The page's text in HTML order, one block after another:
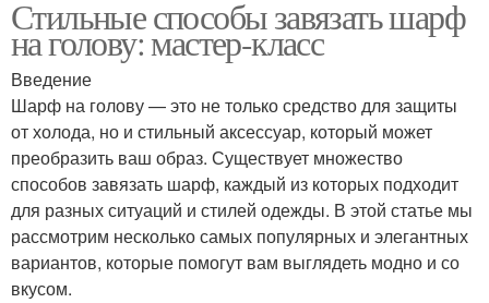
Стильные способы завязать шарф
на голову: мастер-класс
Введение
Шарф на голову — это не только средство для защиты
от холода, но и стильный аксессуар, который может
преобразить ваш образ. Существует множество
способов завязать шарф, каждый из которых подходит
для разных ситуаций и стилей одежды. В этой статье мы
рассмотрим несколько самых популярных и элегантных
вариантов, которые помогут вам выглядеть модно и со
вкусом.